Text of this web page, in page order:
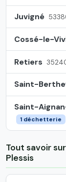
Juvigné
Cossé-le-
Retiers
Saint-
Saint-
1 déchetterie
Tout savoir
Plessis